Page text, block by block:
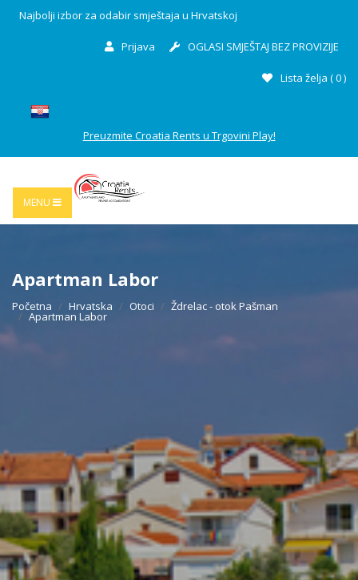
Najbolji izbor za odabir smještaja u Hrvatskoj
Prijava OGLASI SMJEŠTAJ BEZ PROVIZIJE
Lista želja (0)
Preuzmite Croatia Rents u Trgovini Play!
MENU
Apartman Labor
Početna Hrvatska Otoci Ždrelac - otok Pašman
Apartman Labor